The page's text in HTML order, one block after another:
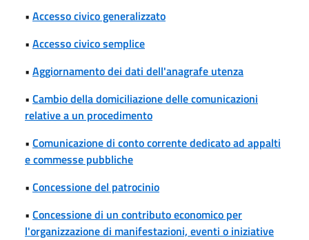
• Accesso civico generalizzato
• Accesso civico semplice
• Aggiornamento dei dati dell'anagrafe utenza
• Cambio della domiciliazione delle comunicazioni
relative a un procedimento
• Comunicazione di conto corrente dedicato ad appalti
e commesse pubbliche
• Concessione del patrocinio
• Concessione di un contributo economico per
l'organizzazione di manifestazioni, eventi o iniziative